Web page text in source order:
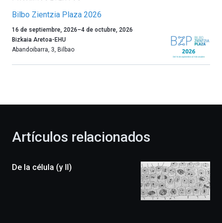
Bilbo Zientzia Plaza 2026
Un
año
más,
celebración
novena
16 de septiembre, 2026–4 de octubre, 2026
Bizkaia Aretoa-EHU
Abandoibarra, 3 Bilbao
Artículos relacionados
De la célula (y II)